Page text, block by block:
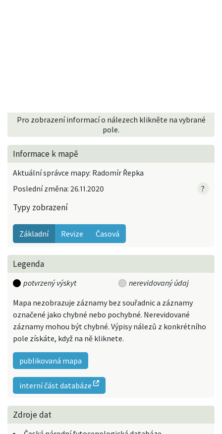
Pro zobrazení informací o nálezech klikněte na vybrané
pole.
Informace k mapě
Aktuální správce mapy: Radomír Řepka
Poslední změna: 26.11.2020
?
Typy zobrazení
Základní Revize Časová
Legenda
potvrzený výskyt
nerevidovaný údaj
Mapa nezobrazuje záznamy bez souřadnic a záznamy
označené jako chybné nebo pochybné. Nerevidované
záznamy mohou být chybné. Výpisy nálezů z konkrétního
pole získáte, když na ně kliknete.
publikovaná mapa
interní část databáze
Zdroje dat